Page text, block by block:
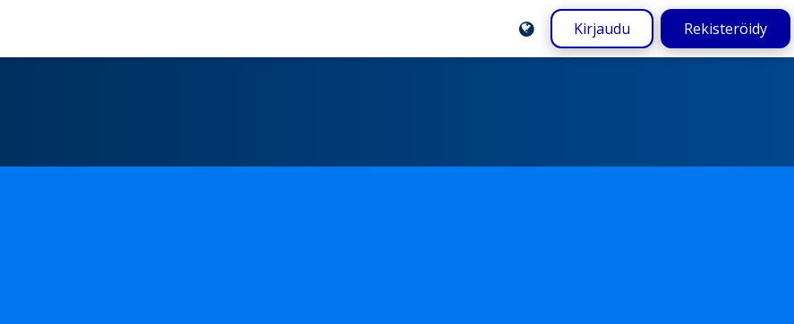
Kirjaudu Rekisteröidy